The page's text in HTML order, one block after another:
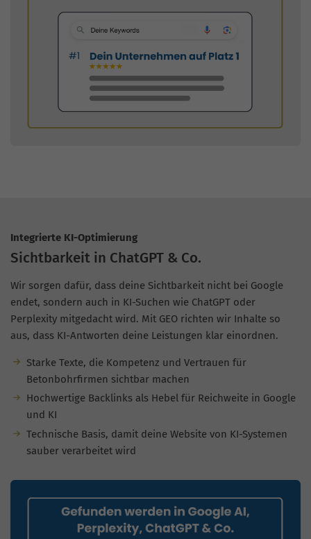
Integrierte KI-Optimierung
Sichtbarkeit in ChatGPT & Co.
Wir sorgen dafür, dass deine Sichtbarkeit nicht bei Google
endet, sondern auch in KI-Suchen wie ChatGPT oder
Perplexity mitgedacht wird. Mit GEO richten wir Inhalte so
aus, dass KI-Antworten deine Leistungen klar einordnen.
Starke Texte, die Kompetenz und Vertrauen für
Betonbohrfirmen sichtbar machen
Hochwertige Backlinks als Hebel für Reichweite in Google
und KI
Technische Basis, damit deine Website von KI-Systemen
sauber verarbeitet wird